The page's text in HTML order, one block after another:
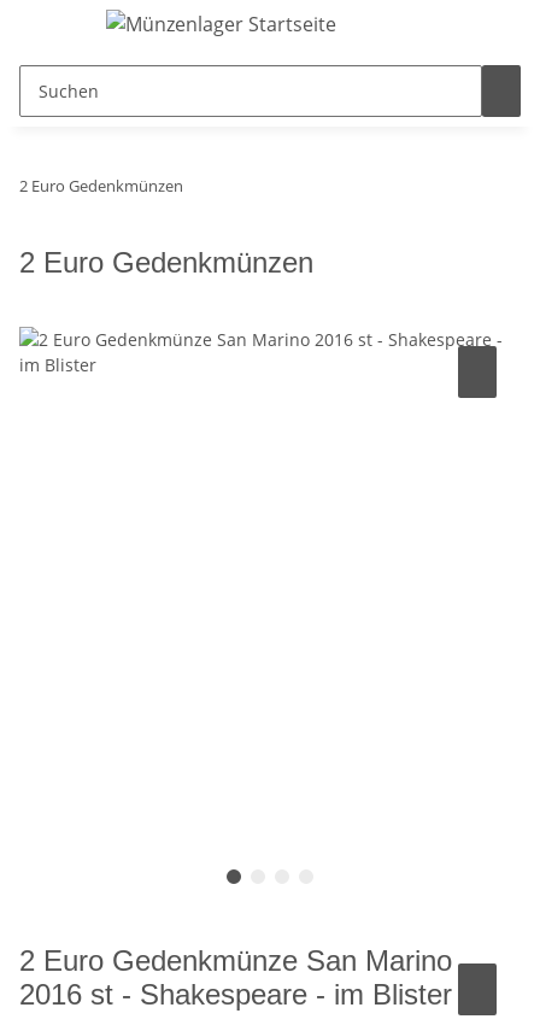
2 Euro Gedenkmünzen
2 Euro Gedenkmünzen
2 Euro Gedenkmünze San Marino
2016 st - Shakespeare - im Blister